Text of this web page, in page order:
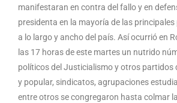
manifestaran en contra del fallo y en
presidenta en la mayoría de las
a lo largo y ancho del país. Así ocurrió en
las 17 horas de este martes un nutrido
políticos del Justicialismo y otros partidos
y popular, sindicatos, agrupaciones
entre otros se congregaron hasta colmar